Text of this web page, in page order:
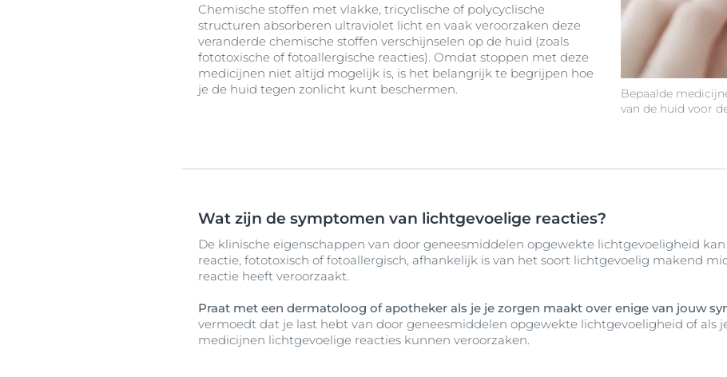
Bepaalde
van de huid voor
Chemische stoffen met vlakke, tricyclische of polycyclische
structuren absorberen ultraviolet licht en vaak veroorzaken deze
veranderde chemische stoffen verschijnselen op de huid (zoals
fototoxische of fotoallergische reacties). Omdat stoppen met deze
medicijnen niet altijd mogelijk is, is het belangrijk te begrijpen hoe
je de huid tegen zonlicht kunt beschermen.
Wat zijn de symptomen van lichtgevoelige reacties?
De klinische eigenschappen van door geneesmiddelen opgewekte lichtgevoeligheid
reactie, fototoxisch of fotoallergisch, afhankelijk is van het soort lichtgevoelig makend
reactie heeft veroorzaakt.
Praat met een dermatoloog of apotheker als je je zorgen maakt over enige van jouw
vermoedt dat je last hebt van door geneesmiddelen opgewekte lichtgevoeligheid of als
medicijnen lichtgevoelige reacties kunnen veroorzaken.